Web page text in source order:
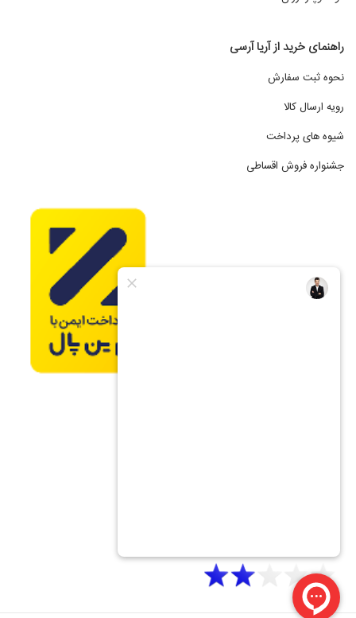
باشد
سیستم تعلیق بهینه، رام کننده جاده: یک سیستم تعلیق
بی‌نقص، ناهمواری‌های مسیر را به رقصی نرم تبدیل می‌کند و
کنترل دقیق ماشین مسابقه را در پیچ‌ها و چالش‌های مسیر
کلید دستیابی به سرعت‌های بالاتر و عبوری بی‌نقص از موانع
چرخ‌ها و لاستیک‌ها، چسبندگی بی‌نظیر برای عبوری مطمئن:
انتخاب چرخ‌ها و لاستیک‌های مناسب با توجه به نوع مسیر
مسابقه، گامی کلیدی در مسیر پیروزی است. لاستیک‌هایی با
چسبندگی بالا، مانور پذیری و هندلینگ فوق‌العاده‌ای را برای شما
به ارمغان می‌آورند و عبوری مطمئن و سریع را در پیچ‌ها و
وزن سبک، رهایی از قید و بندها: هر گرم وزن اضافی، مانعی
کنترل از راه دور پیشرفته، هماهنگی بی‌نقص: یک سیستم
کنترل از راه دور با پاسخگویی سریع و دقیق، دستورات شما را به
زبان ماشین ترجمه می‌کند. هماهنگی بی‌نقص بین شما و
راهنمای خرید از آریا آرسی
نحوه ثبت سفارش
رویه ارسال کالا
شیوه های پرداخت
جشنواره فروش اقساطی